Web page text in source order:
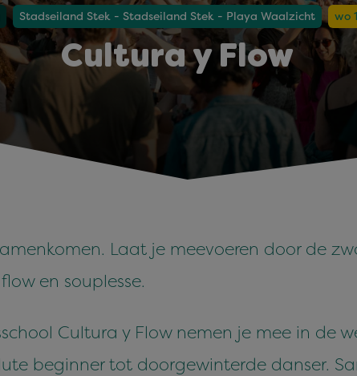
Stadseiland Stek - Stadseiland Stek - Playa Waalzicht wo
Cultura y Flow
Laat je meevoeren door de
en souplesse.
Cultura y Flow nemen je mee in de
beginner tot doorgewinterde danser.